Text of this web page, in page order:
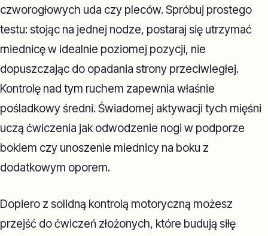
czworogłowych uda czy pleców. Spróbuj prostego
testu: stojąc na jednej nodze, postaraj się utrzymać
miednicę w idealnie poziomej pozycji, nie
dopuszczając do opadania strony przeciwległej.
Kontrolę nad tym ruchem zapewnia właśnie
pośladkowy średni. Świadomej aktywacji tych mięśni
uczą ćwiczenia jak odwodzenie nogi w podporze
bokiem czy unoszenie miednicy na boku z
dodatkowym oporem.
Dopiero z solidną kontrolą motoryczną możesz
przejść do ćwiczeń złożonych, które budują siłę